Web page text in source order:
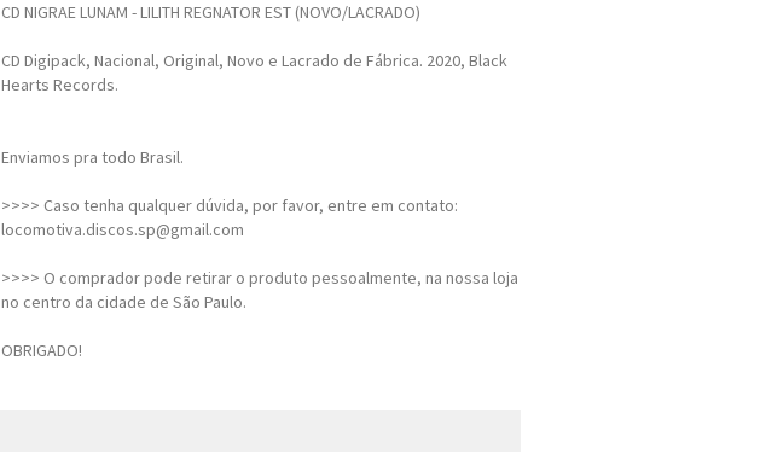
CD NIGRAE LUNAM - LILITH REGNATOR EST (NOVO/LACRADO)
CD Digipack, Nacional, Original, Novo e Lacrado de Fábrica. 2020, Black
Hearts Records.
Enviamos pra todo Brasil.
>>>> Caso tenha qualquer dúvida, por favor, entre em contato:
locomotiva.discos.sp@gmail.com
>>>> O comprador pode retirar o produto pessoalmente, na nossa loja
no centro da cidade de São Paulo.
OBRIGADO!